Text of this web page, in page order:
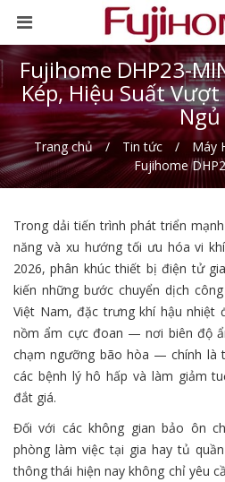
Fujihome DHP23-
Kép, Hiệu Suất
Ngủ
Trang chủ Tin tức
Máy
Fujihome
Trong dải tiến trình phát triển
năng và xu hướng tối ưu hóa vi
2026, phân khúc thiết bị điện tử
kiến những bước chuyển dịch
Việt Nam, đặc trưng khí hậu nhiệt
nồm ẩm cực đoan — nơi biên độ
chạm ngưỡng bão hòa — chính là
các bệnh lý hô hấp và làm giảm
đắt giá.
Đối với các không gian bảo ôn
phòng làm việc tại gia hay tủ
thông thái hiện nay không chỉ yêu